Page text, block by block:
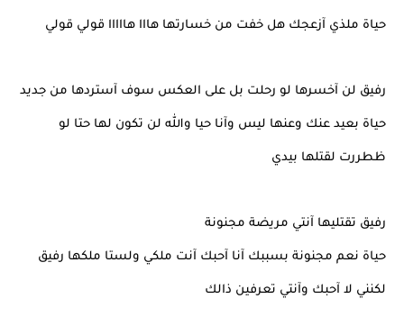
حياة ملذي آزعجك هل خفت من خسارتها هااا هااااا قولي قولي
رفيق لن آخسرها لو رحلت بل على العكس سوف آستردها من جديد
حياة بعيد عنك وعنها ليس وآنا حيا والله لن تكون لها حتا لو
ظطررت لقتلها بيدي
رفيق تقتليها آنتي مريضة مجنونة
حياة نعم مجنونة بسببك آنا آحبك آنت ملكي ولستا ملكها رفيق
لكنني لا آحبك وآنتي تعرفين ذالك